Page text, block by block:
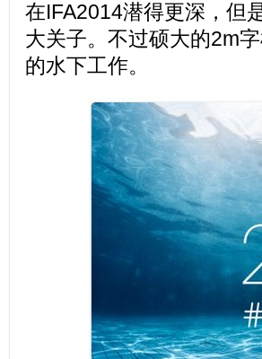
在IFA2014潜得更深，但
大关子。不过硕大的2m
的水下工作。